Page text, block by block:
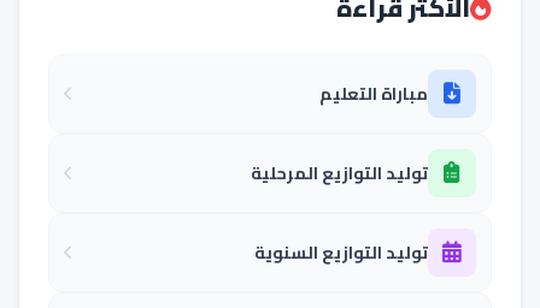
مباراة التعليم
توليد التوازيع المرحلية
توليد التوازيع السنوية